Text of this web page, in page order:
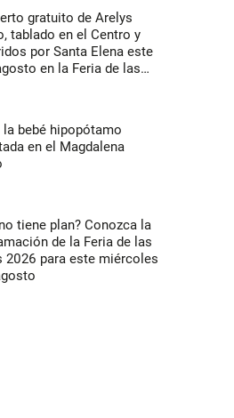
gratuito de Arelys
tablado en el Centro y
por Santa Elena este
en la Feria de las
la bebé hipopótamo
en el Magdalena
tiene plan? Conozca la
de la Feria de las
2026 para este miércoles